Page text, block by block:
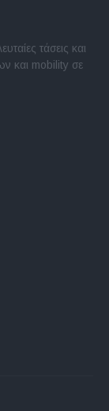
τάσεις και
και mobility σε